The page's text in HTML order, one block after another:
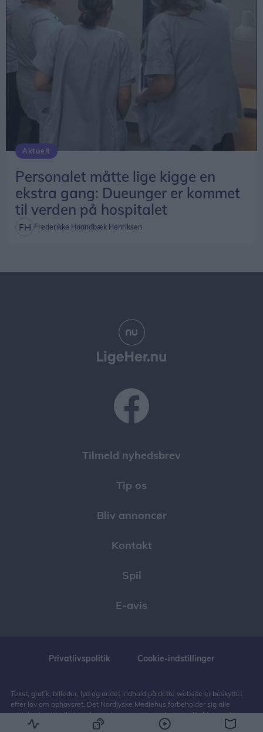
Aktuelt
Personalet måtte lige kigge en
ekstra gang: Dueunger er kommet
til verden på hospitalet
Frederikke Haandbæk Henriksen
Tilmeld nyhedsbrev
Tip os
Bliv annoncør
Kontakt
Spil
E-avis
Privatlivspolitik Cookie-indstillinger
Tekst, grafik, billeder, lyd og andet indhold på dette website er beskyttet
efter lov om ophavsret. Det Nordjyske Mediehus forbeholder sig alle
rettigheder til indholdet, herunder retten til at udnytte indholdet med
henblik på tekst- og datamining, jf. ophavsretslovens § 11 b og DSM-